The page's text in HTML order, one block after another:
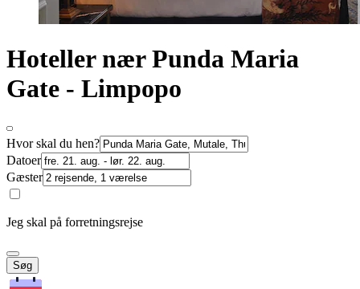
Hoteller nær Punda Maria
Gate - Limpopo
Hvor skal du hen?
Datoer
Gæster
Jeg skal på forretningsrejse
Søg